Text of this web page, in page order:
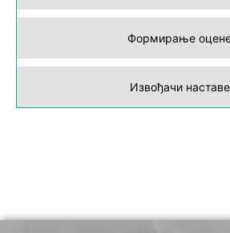
Формирање
Извођачи наставе